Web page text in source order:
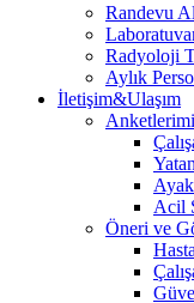
Randevu Al
Radyoloji
Aylık
İletişim&Ulaşım
Acil
Öneri ve